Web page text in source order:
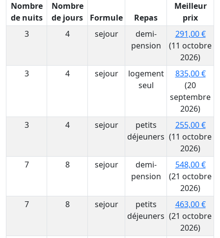
Nombre
de nuits
Nombre
de jours
Formule Repas
Meilleur
prix
3
4 sejour
demi-
pension
291,00 €
(11 octobre
2026)
3
4 sejour
logement
seul
835,00 €
(20
septembre
2026)
3
4 sejour
petits
déjeuners
255,00 €
(11 octobre
2026)
7
8 sejour
demi-
pension
548,00 €
(21 octobre
2026)
7
8 sejour
petits
déjeuners
463,00 €
(21 octobre
2026)